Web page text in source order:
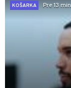
KOŠARKA
Pre 13 min